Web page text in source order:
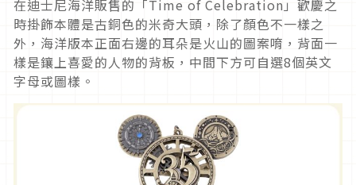
在迪士尼海洋販售的「Time of Celebration」歡慶之
時掛飾本體是古銅色的米奇大頭，除了顏色不一樣之
外，海洋版本正面右邊的耳朵是火山的圖案唷，背面一
樣是鑲上喜愛的人物的背板，中間下方可自選8個英文
字母或圖樣。